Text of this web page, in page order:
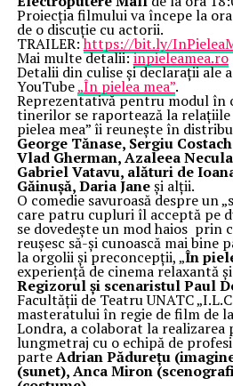
Proiecția filmului va începe la
de o discuție cu actorii.
TRAILER:https://bit.ly/
Mai multe detalii:inpieleamea.ro
Detalii din culise și declarații ale
YouTube„În pielea mea”.
Reprezentativă pentru modul în
tinerilor se raportează la relațiile
pielea mea” îi reunește în
George Tănase, Sergiu
Vlad Gherman, Azaleea
Gabriel Vatavu, alături de
Găinușă, Daria Janeși alții.
O comedie savuroasă despre un
care patru cupluri îl acceptă pe
se dovedește un mod haios prin
reușesc să-și cunoască mai bine
la orgolii și preconcepții, „În
experiență de cinema relaxantă
Regizorul și scenaristul Paul
Facultății de Teatru UNATC
masteratului în regie de film de
Londra, a colaborat la realizarea
lungmetraj cu o echipă de
parteAdrian Pădurețu
(sunet), Anca Miron